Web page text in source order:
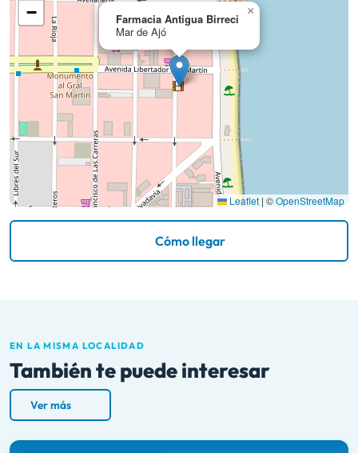
Farmacia Antigua Birreci
Mar de Ajó
×
−
Leaflet | ©OpenStreetMap
Cómo llegar
EN LA MISMA LOCALIDAD
También te puede interesar
Ver más